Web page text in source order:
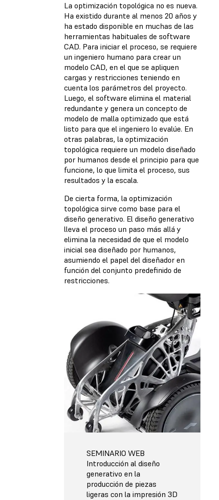
La optimización topológica no es nueva.
Ha existido durante al menos 20 años y
ha estado disponible en muchas de las
herramientas habituales de software
CAD. Para iniciar el proceso, se requiere
un ingeniero humano para crear un
modelo CAD, en el que se apliquen
cargas y restricciones teniendo en
cuenta los parámetros del proyecto.
Luego, el software elimina el material
redundante y genera un concepto de
modelo de malla optimizado que está
listo para que el ingeniero lo evalúe. En
otras palabras, la optimización
topológica requiere un modelo diseñado
por humanos desde el principio para que
funcione, lo que limita el proceso, sus
resultados y la escala.
De cierta forma, la optimización
topológica sirve como base para el
diseño generativo. El diseño generativo
lleva el proceso un paso más allá y
elimina la necesidad de que el modelo
inicial sea diseñado por humanos,
asumiendo el papel del diseñador en
función del conjunto predefinido de
restricciones.
SEMINARIO WEB
Introducción al diseño
generativo en la
producción de piezas
ligeras con la impresión 3D